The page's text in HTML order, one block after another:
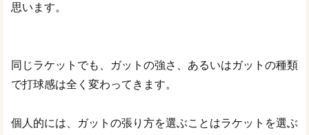
思います。
同じラケットでも、ガットの強さ、あるいはガットの種類
で打球感は全く変わってきます。
個人的には、ガットの張り方を選ぶことはラケットを選ぶ